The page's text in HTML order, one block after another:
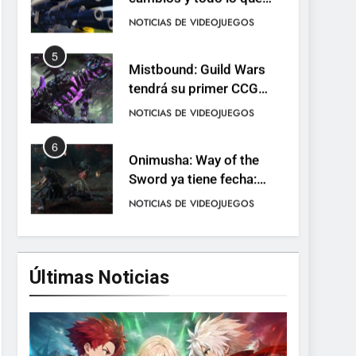
llega con el lanzamiento
NOTICIAS DE VIDEOJUEGOS
5
Mistbound: Guild Wars
tendrá su primer CCG
digital para PC y móviles
NOTICIAS DE VIDEOJUEGOS
6
Onimusha: Way of the
Sword ya tiene fecha:
Capcom lanza demo
NOTICIAS DE VIDEOJUEGOS
7
No Rest for the Wicked
confirma su versión 1.0
para octubre en PS5 y PC
NOTICIAS DE VIDEOJUEGOS
8
Stuntman: Hollywood
Últimas Noticias